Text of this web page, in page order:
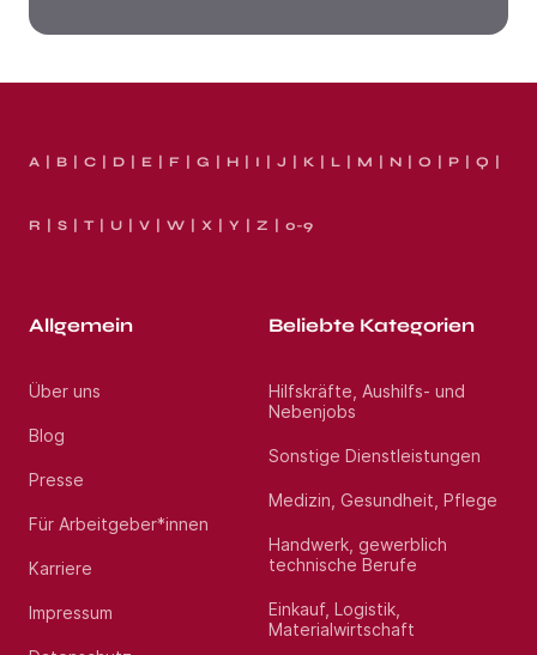
A B C D E F G H I J K L M N O P Q
R S T U V W X Y Z 0-9
Allgemein
Über uns
Blog
Presse
Für Arbeitgeber*innen
Karriere
Impressum
Beliebte Kategorien
Hilfskräfte, Aushilfs- und
Nebenjobs
Sonstige Dienstleistungen
Medizin, Gesundheit, Pflege
Handwerk, gewerblich
technische Berufe
Einkauf, Logistik,
Materialwirtschaft